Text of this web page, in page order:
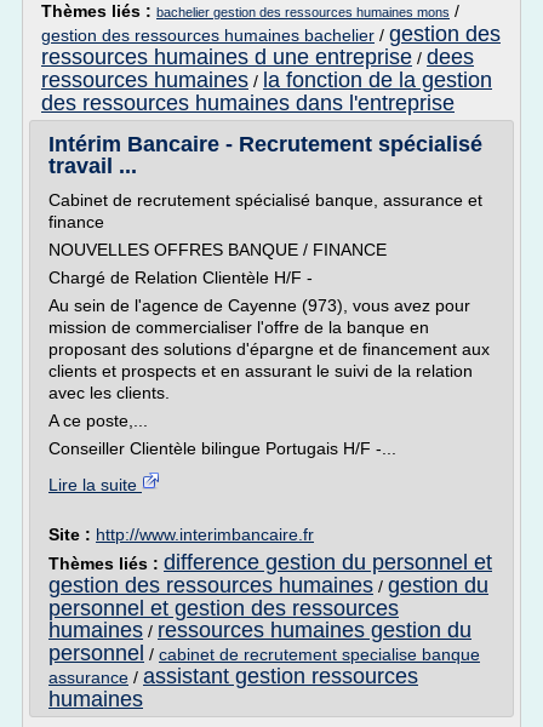
Thèmes liés : bachelier gestion des ressources humaines mons /
gestion des ressources humaines bachelier / gestion des
ressources humaines d une entreprise / dees
ressources humaines / la fonction de la gestion
des ressources humaines dans l'entreprise
Intérim Bancaire - Recrutement spécialisé
travail ...
Cabinet de recrutement spécialisé banque, assurance et
finance
NOUVELLES OFFRES BANQUE / FINANCE
Chargé de Relation Clientèle H/F -
Au sein de l'agence de Cayenne (973), vous avez pour
mission de commercialiser l'offre de la banque en
proposant des solutions d'épargne et de financement aux
clients et prospects et en assurant le suivi de la relation
avec les clients.
A ce poste,...
Conseiller Clientèle bilingue Portugais H/F -...
Lire la suite
Site : http://www.interimbancaire.fr
Thèmes liés : difference gestion du personnel et
gestion des ressources humaines / gestion du
personnel et gestion des ressources
humaines / ressources humaines gestion du
personnel / cabinet de recrutement specialise banque
assurance / assistant gestion ressources
humaines